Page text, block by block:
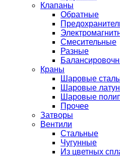
Клапаны
Обратные
Смесительные
Разные
Краны
Шаровые
Шаровые
Шаровые
Прочее
Затворы
Вентили
Стальные
Чугунные
Из цветных